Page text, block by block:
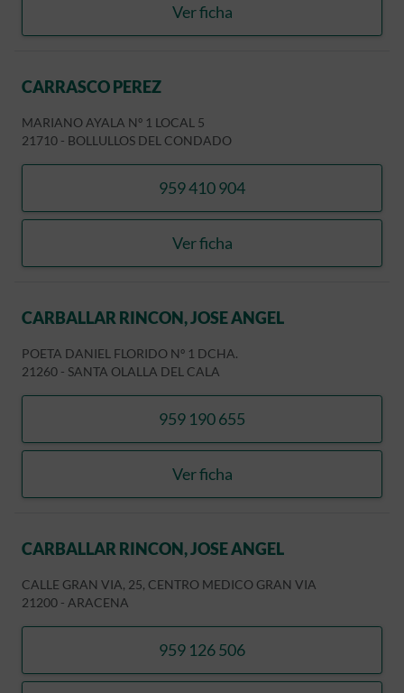
Ver ficha
AULADELL SANIGER,
CARRASCO PEREZ
MARIANO AYALA Nº 1 LOCAL 5
21710 - BOLLULLOS DEL CONDADO
959 410 904
llamar CARRASCO PEREZ
Ver ficha
CARRASCO PEREZ
CARBALLAR RINCON, JOSE ANGEL
POETA DANIEL FLORIDO Nº 1 DCHA.
21260 - SANTA OLALLA DEL CALA
959 190 655
llamar CARBALLAR
Ver ficha
CARBALLAR RINCON,
CARBALLAR RINCON, JOSE ANGEL
CALLE GRAN VIA, 25, CENTRO MEDICO GRAN VIA
21200 - ARACENA
959 126 506
llamar CARBALLAR